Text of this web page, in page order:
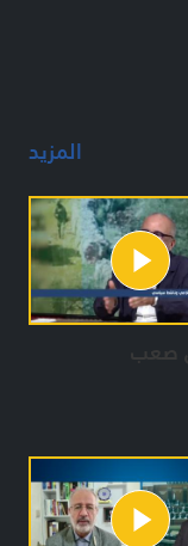
المزيد
صعب